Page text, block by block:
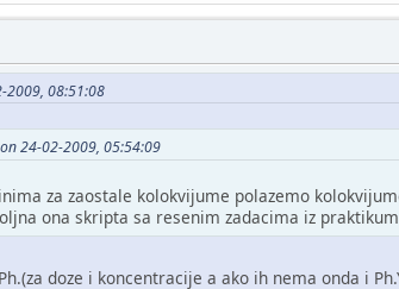
2009, 08:51:08
24-02-2009, 05:54:09
za zaostale kolokvijume polazemo
ona skripta sa resenim zadacima iz
doze i koncentracije a ako ih nema onda i